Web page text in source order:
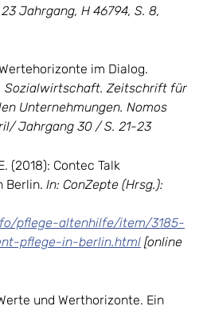
Jahrgang, H 46794, S. 8,
im Dialog.
Sozialwirtschaft. Zeitschrift für
Unternehmungen. Nomos
Jahrgang 30 / S. 21-23
(2018): Contec Talk
Berlin. In: ConZepte (Hrsg.):
pflege-altenhilfe/item/3185-
pflege-in-berlin.html [online
und Werthorizonte. Ein